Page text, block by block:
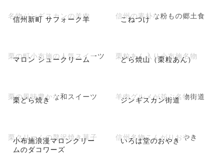
信州新町 サフォーク羊
名物ジンギスカンの羊肉 こねつけ
信州の素朴な粉もの郷土食
マロン シュークリーム
栗の町小布施の人気スイーツ どら焼山（栗粒あん）
栗粒あん入り小布施名物
栗どら焼き
栗の風味豊かな和スイーツ ジンギスカン街道
羊肉グルメが並ぶ名物街道
小布施浪漫マロンクリー
ムのダコワーズ
栗クリームの贅沢焼き菓子 いろは堂のおやき
信州名物こんがりおやき